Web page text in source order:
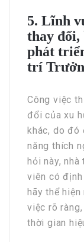
5. Lĩnh
thay đổi,
phát
trí
Công việc
đổi của xu
khác, do đó
năng thích
hỏi này,
viên có
hãy thể
việc rõ
thời gian